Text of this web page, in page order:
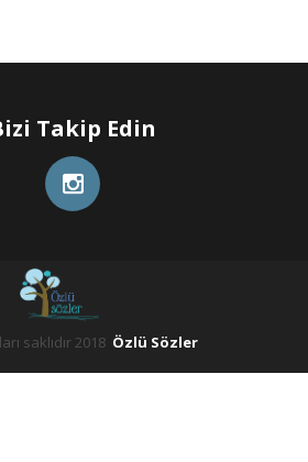
Takip Edin
saklıdır 2018 Özlü Sözler